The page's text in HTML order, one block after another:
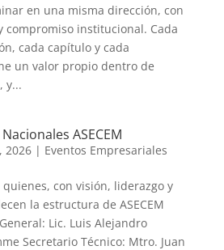
en una misma dirección, con
compromiso institucional. Cada
cada capítulo y cada
un valor propio dentro de
y...
ASECEM
2026| Eventos Empresariales
quienes, con visión, liderazgo y
la estructura de ASECEM
Lic. Luis Alejandro
Secretario Técnico: Mtro. Juan